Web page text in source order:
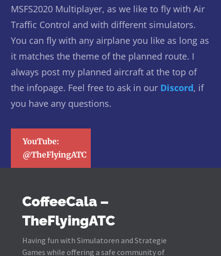
MSFS2020 Multiplayer, as we like to fly with Air
Traffic Control and with different simulators.
You can fly with any airplane you like as long as
it matches the theme of the planned route. I
always post my planned aircraft at the top of
the infopage. Feel free to ask in our Discord, if
you have any questions.
YouTube:
@TheFlyingATC
CoffeeCala –
TheFlyingATC
Having fun with Simulatoren and Strategie
Games while offering a safe community of